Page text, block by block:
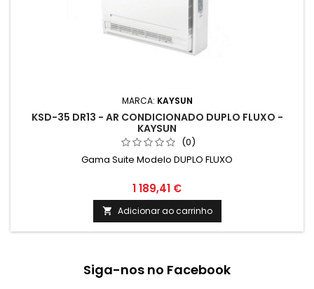
MARCA: KAYSUN
KSD-35 DR13 - AR CONDICIONADO DUPLO FLUXO -
KAYSUN
(0)
Gama Suite Modelo DUPLO FLUXO
1 189,41 €
 Adicionar ao carrinho
Siga-nos no Facebook